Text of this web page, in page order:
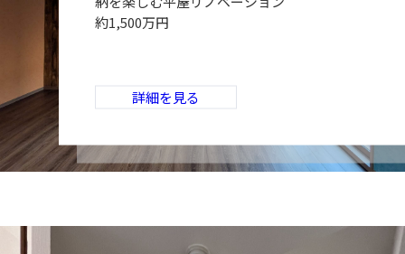
約1,500万円
詳細を見る